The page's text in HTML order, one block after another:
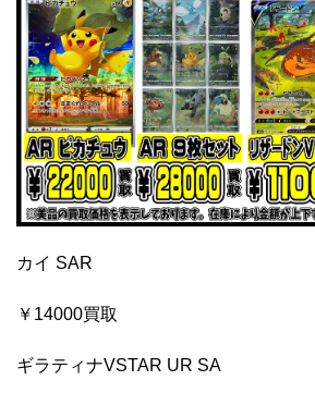
カイ SAR
￥14000買取
ギラティナVSTAR UR SA